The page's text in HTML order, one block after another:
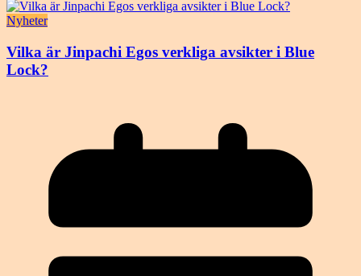
Nyheter
Vilka är Jinpachi Egos verkliga avsikter i Blue
Lock?